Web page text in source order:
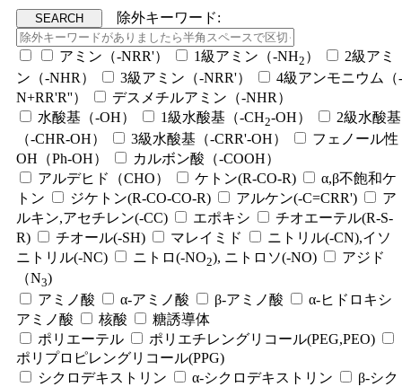
除外キーワード:
アミン（-NRR'） 1級アミン（-NH2 ）
2級アミ
ン（-NHR）
3級アミン（-NRR'）
4級アンモニウム（-
N+RR'R''）
デスメチルアミン（-NHR）
水酸基（-OH）
1級水酸基（-CH2-OH）
2級水酸基
（-CHR-OH）
3級水酸基（-CRR'-OH）
フェノール性
OH（Ph-OH）
カルボン酸（-COOH）
アルデヒド（CHO）
ケトン(R-CO-R)
α,β不飽和ケ
トン
ジケトン(R-CO-CO-R) アルケン(-C=CRR')
ア
ルキン,アセチレン(-CC)
エポキシ
チオエーテル(R-S-
R)
チオール(-SH) マレイミド
ニトリル(-CN),イソ
ニトリル(-NC)
ニトロ(-NO2), ニトロソ(-NO)
アジド
（N3)
アミノ酸
α-アミノ酸 β-アミノ酸
α-ヒドロキシ
アミノ酸
核酸
糖誘導体
ポリエーテル
ポリエチレングリコール(PEG,PEO)
ポリプロピレングリコール(PPG)
シクロデキストリン
α-シクロデキストリン β-シク